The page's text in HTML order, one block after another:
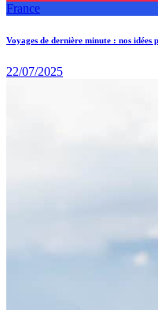
France
Voyages de dernière minute : nos
22/07/2025